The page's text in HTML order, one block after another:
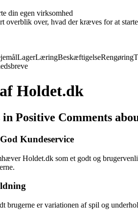
din egen virksomhed
overblik over, hvad der kræves for at
LagerLæringBeskæftigelseRengøring
Holdet.dk
in Positive Comments
Kundeservice
Holdet.dk som et godt og
brugerne er variationen af spil og